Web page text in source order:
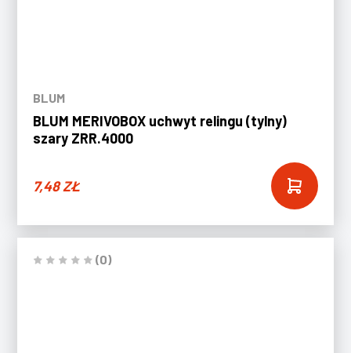
BLUM
BLUM MERIVOBOX uchwyt relingu (tylny)
szary ZRR.4000
7,48ZŁ
(0)